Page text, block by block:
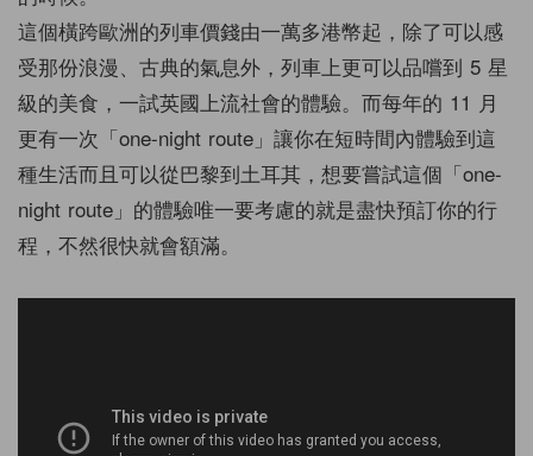
這個橫跨歐洲的列車價錢由一萬多港幣起，除了可以感
受那份浪漫、古典的氣息外，列車上更可以品嚐到 5 星
級的美食，一試英國上流社會的體驗。而每年的 11 月
更有一次「one-night route」讓你在短時間內體驗到這
種生活而且可以從巴黎到土耳其，想要嘗試這個「one-
night route」的體驗唯一要考慮的就是盡快預訂你的行
程，不然很快就會額滿。